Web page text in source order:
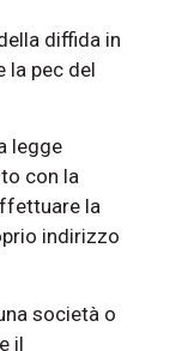
diffida in
la pec del
legge
con la
la
indirizzo
società o
il